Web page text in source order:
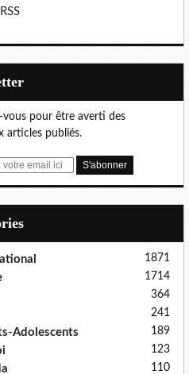
vous pour être averti des
articles publiés.
1871
1714
364
241
Adolescents 189
123
110